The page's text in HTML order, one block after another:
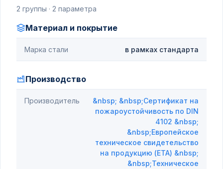
2 группы · 2 параметра
Материал и покрытие
Марка стали в рамках стандарта
Производство
Производитель
&nbsp; &nbsp;Сертификат на
пожароустойчивость по DIN
4102 &nbsp;
&nbsp;Европейское
техническое свидетельство
на продукцию (ETA) &nbsp;
&nbsp;Техническое